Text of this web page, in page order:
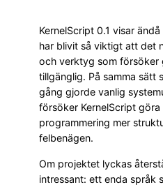
KernelScript 0.1 visar
har blivit så viktigt att det
och verktyg som försöker
tillgänglig. På samma sätt
gång gjorde vanlig
försöker KernelScript göra
programmering mer
felbenägen.
Om projektet lyckas
intressant: ett enda språk